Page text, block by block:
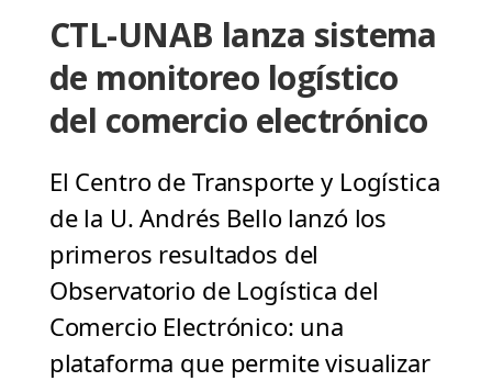
CTL-UNAB lanza sistema
de monitoreo logístico
del comercio electrónico
El Centro de Transporte y Logística
de la U. Andrés Bello lanzó los
primeros resultados del
Observatorio de Logística del
Comercio Electrónico: una
plataforma que permite visualizar